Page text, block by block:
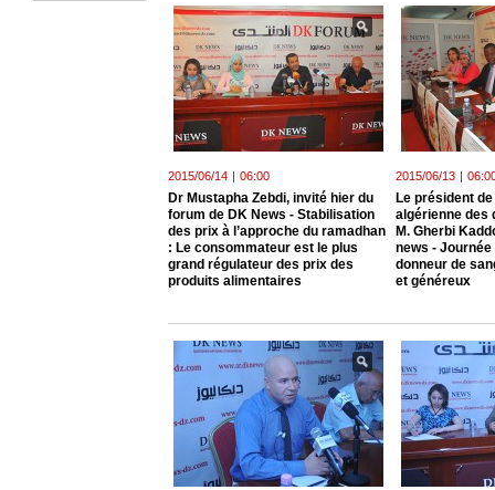
2015/06/14 | 06:00
Dr Mustapha Zebdi, invité hier du
forum de DK News - Stabilisation
des prix à l’approche du ramadhan
: Le consommateur est le plus
grand régulateur des prix des
produits alimentaires
2015/06/13 |
Le président
algérienne des
M. Gherbi
news -
donneur de
et généreux